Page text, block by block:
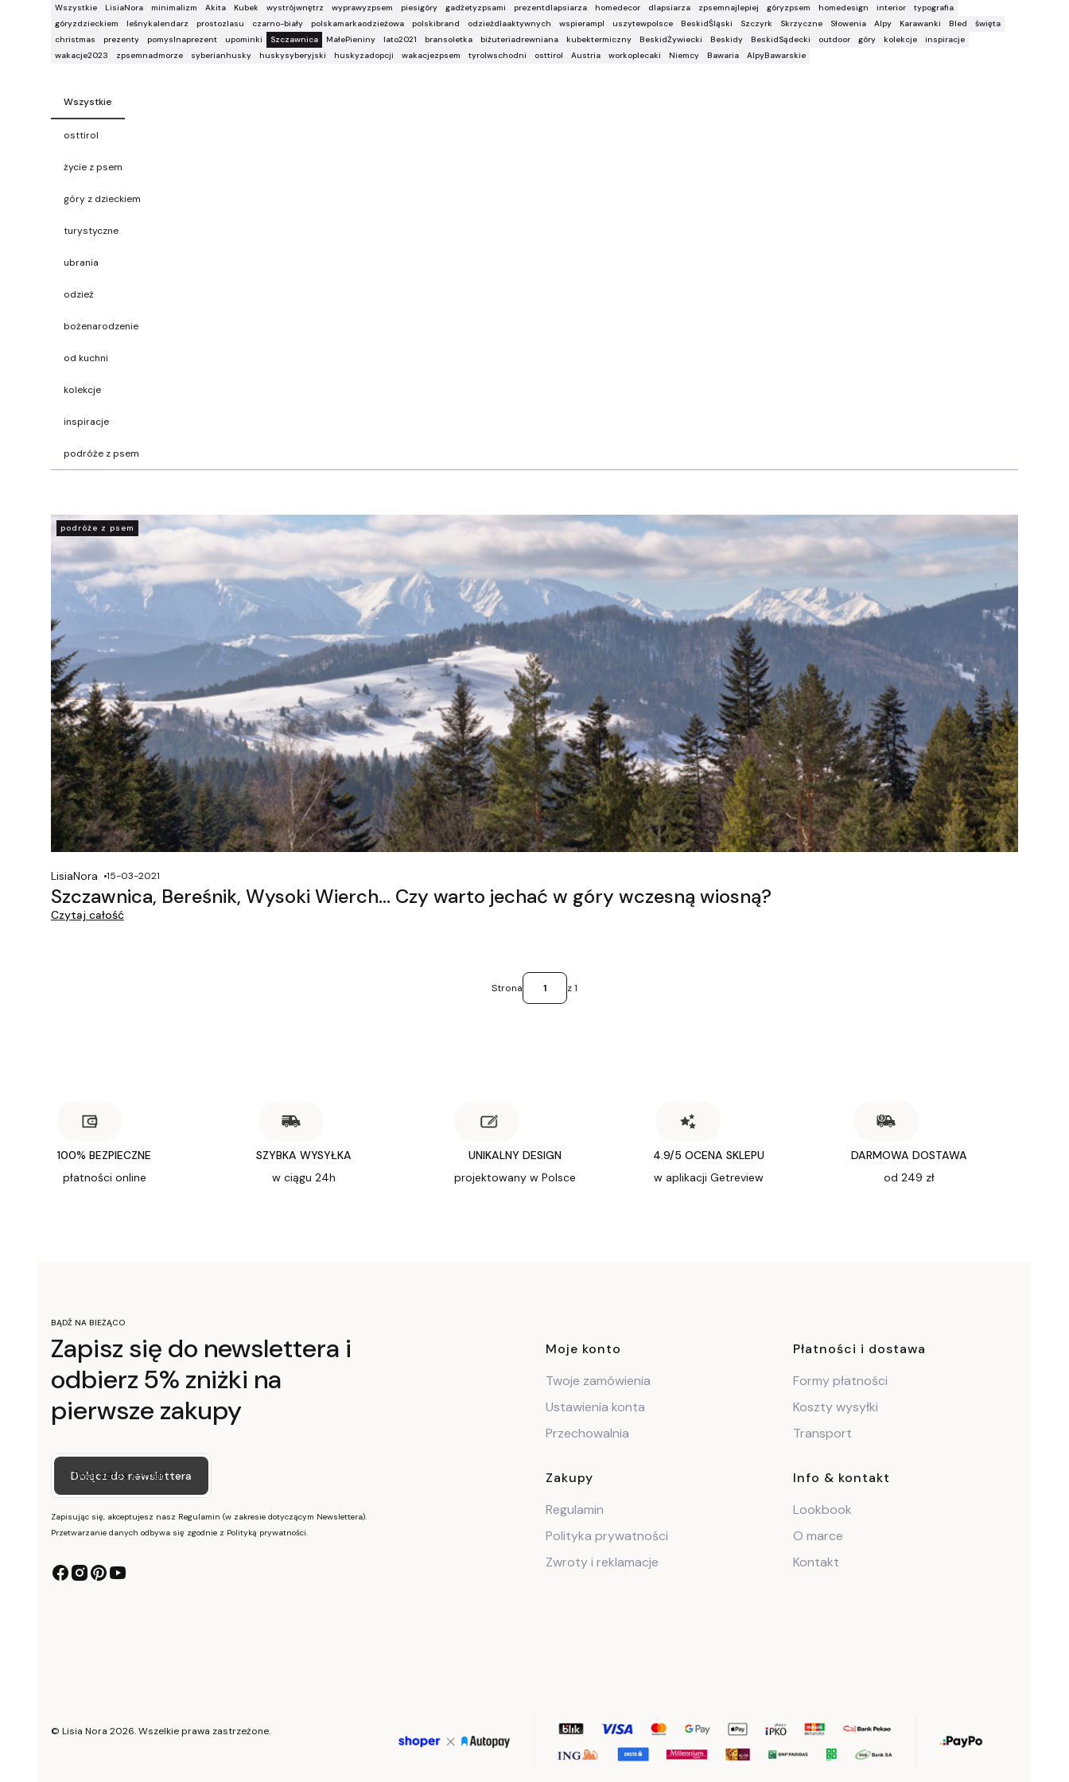
Wszystkie LisiaNora minimalizm Akita Kubek wystrójwnętrz wyprawyzpsem piesigóry gadżetyzpsami prezentdlapsiarza homedecor dlapsiarza zpsemnajlepiej góryzpsem homedesign interior
typografia
góryzdzieckiem
leśnykalendarz prostozlasu czarno-biały polskamarkaodzieżowa polskibrand odzieżdlaaktywnych wspierampl uszytewpolsce BeskidŚląski Szczyrk Skrzyczne Słowenia Alpy Karawanki Bled
święta
christmas
prezenty pomyslnaprezent upominki Szczawnica MałePieniny lato2021 bransoletka biżuteriadrewniana kubektermiczny BeskidŻywiecki Beskidy BeskidSądecki outdoor góry kolekcje
inspiracje
wakacje2023
zpsemnadmorze syberianhusky huskysyberyjski huskyzadopcji wakacjezpsem tyrolwschodni osttirol Austria workoplecaki Niemcy Bawaria AlpyBawarskie
Wszystkie
osttirol
życie z psem
góry z dzieckiem
turystyczne
ubrania
odzież
bożenarodzenie
od kuchni
kolekcje
inspiracje
podróże z psem
podróże z psem
LisiaNora 15-03-2021
Szczawnica, Bereśnik, Wysoki Wierch... Czy warto jechać w góry wczesną wiosną?
Czytaj całość
Strona z 1
100% BEZPIECZNE
płatności online
SZYBKA WYSYŁKA
w ciągu 24h
UNIKALNY DESIGN
projektowany w Polsce
4.9/5 OCENA SKLEPU
w aplikacji Getreview
DARMOWA DOSTAWA
od 249 zł
BĄDŹ NA BIEŻĄCO
Zapisz się do newslettera i
odbierz 5% zniżki na
pierwsze zakupy
Twój adres e-mail
Dołącz do newslettera
Zapisując się, akceptujesz nasz Regulamin (w zakresie dotyczącym Newslettera).
Przetwarzanie danych odbywa się zgodnie z Polityką prywatności.
Linki w stopce
Moje konto
Twoje zamówienia
Ustawienia konta
Przechowalnia
Płatności i dostawa
Formy płatności
Koszty wysyłki
Transport
Zakupy
Regulamin
Polityka prywatności
Zwroty i reklamacje
Info & kontakt
Lookbook
O marce
Kontakt
© Lisia Nora 2026. Wszelkie prawa zastrzeżone.